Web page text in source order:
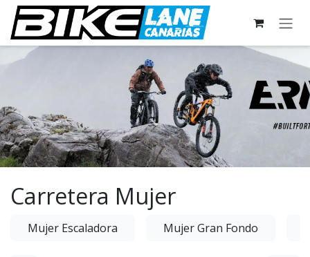
Ir al contenido
Carretera Mujer
Mujer Escaladora Mujer Gran Fondo